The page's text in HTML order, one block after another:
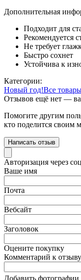
Дополнительная
Подходит для
Рекомендуется
Не требует
Быстро сохнет
Устойчива к
Категории:
Новый год!Все
Отзывов ещё нет —
Помогите другим
кто поделится своим
Написать отзыв
Авторизация через
Ваше имя
Почта
Вебсайт
Заголовок
Оцените покупку
Комментарий к отзыву